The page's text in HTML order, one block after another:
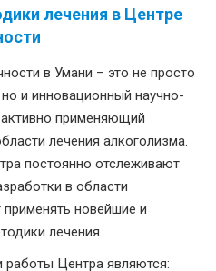
лечения в Центре
в Умани – это не просто
и инновационный научно-
активно применяющий
лечения алкоголизма.
постоянно отслеживают
в области
применять новейшие и
лечения.
Центра являются: